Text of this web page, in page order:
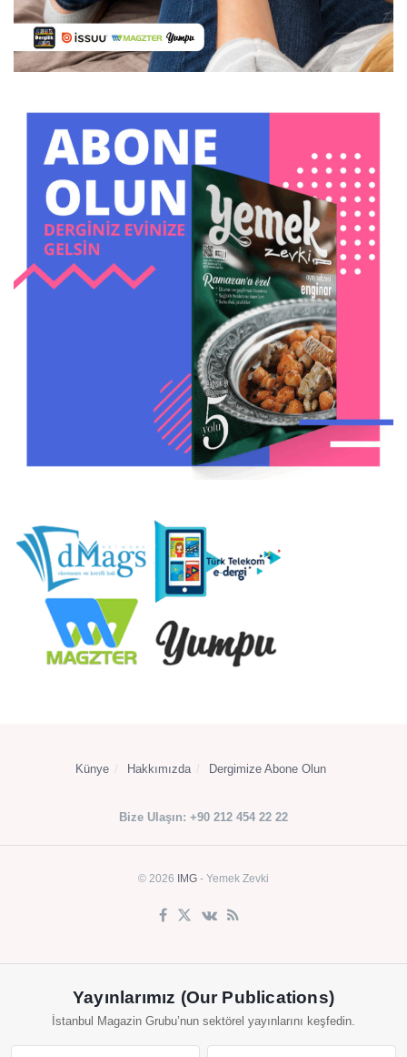
Künye Hakkımızda Dergimize Abone Olun
Bize Ulaşın: +90 212 454 22 22
© 2026 IMG - Yemek Zevki
Yayınlarımız (Our Publications)
İstanbul Magazin Grubu’nun sektörel yayınlarını keşfedin.